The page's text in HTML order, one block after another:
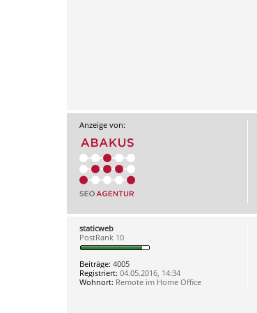
Anzeige von:
staticweb
PostRank 10
Beiträge: 4005
Registriert: 04.05.2016, 14:34
Wohnort: Remote im Home Office